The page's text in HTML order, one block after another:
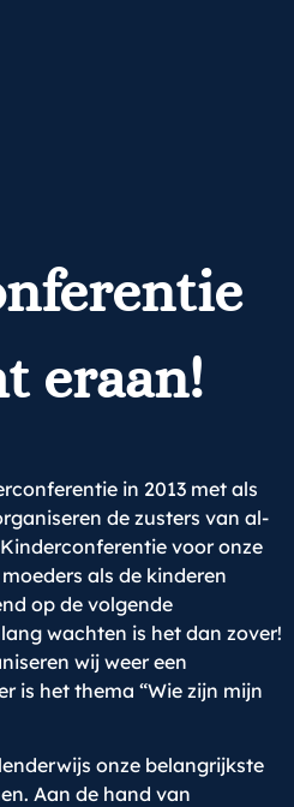
eraan!
in 2013 met als
de zusters van al-
voor onze
als de kinderen
op de volgende
wachten is het dan zover!
wij weer een
is het thema “Wie zijn mijn
onze belangrijkste
Aan de hand van